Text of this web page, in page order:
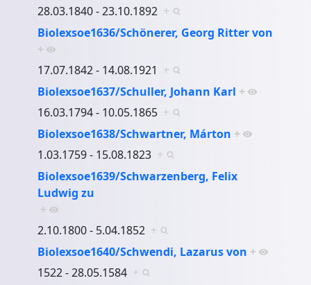
28.03.1840 - 23.10.1892 +
Biolexsoe1636/Schönerer, Georg Ritter von
+
17.07.1842 - 14.08.1921 +
Biolexsoe1637/Schuller, Johann Karl +
16.03.1794 - 10.05.1865 +
Biolexsoe1638/Schwartner, Márton +
1.03.1759 - 15.08.1823 +
Biolexsoe1639/Schwarzenberg, Felix
Ludwig zu
+
2.10.1800 - 5.04.1852 +
Biolexsoe1640/Schwendi, Lazarus von +
1522 - 28.05.1584 +